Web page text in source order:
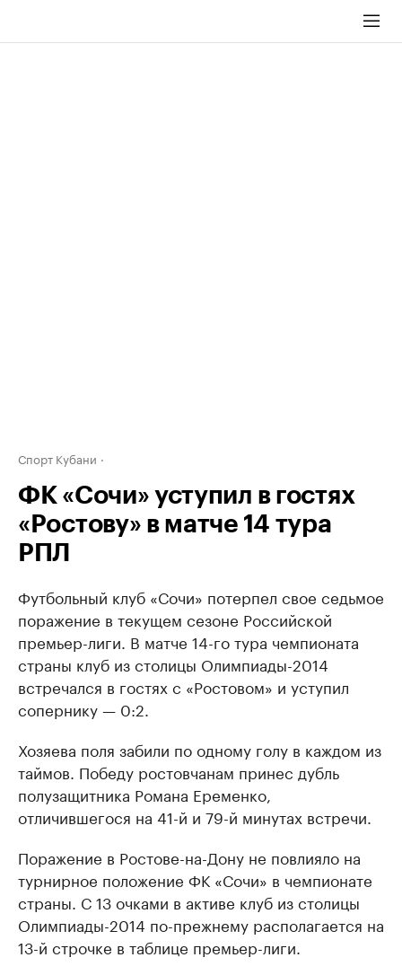
Спорт Кубани
ФК «Сочи» уступил в гостях
«Ростову» в матче 14 тура
РПЛ
Футбольный клуб «Сочи» потерпел свое седьмое
поражение в текущем сезоне Российской
премьер-лиги. В матче 14-го тура чемпионата
страны клуб из столицы Олимпиады-2014
встречался в гостях с «Ростовом» и уступил
сопернику — 0:2.
Хозяева поля забили по одному голу в каждом из
таймов. Победу ростовчанам принес дубль
полузащитника Романа Еременко,
отличившегося на 41-й и 79-й минутах встречи.
Поражение в Ростове-на-Дону не повлияло на
турнирное положение ФК «Сочи» в чемпионате
страны. С 13 очками в активе клуб из столицы
Олимпиады-2014 по-прежнему располагается на
13-й строчке в таблице премьер-лиги.